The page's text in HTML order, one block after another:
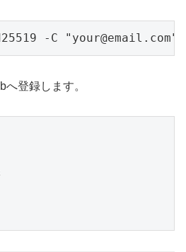
-C "your@email.com"
登録します。